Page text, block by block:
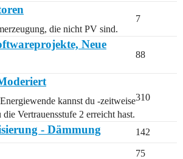
die nicht PV sind.
7
Neue
88
kannst du -zeitweise
Vertrauensstufe 2 erreicht hast.
310
- Dämmung 142
75